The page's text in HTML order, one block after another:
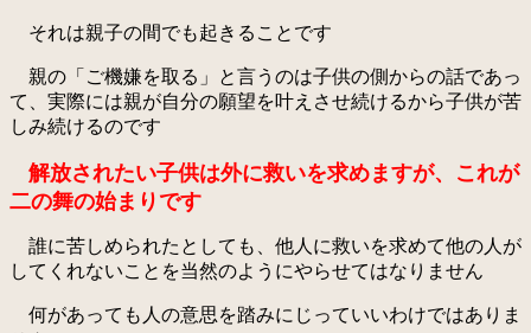
それは親子の間でも起きることです
親の「ご機嫌を取る」と言うのは子供の側からの話であっ
て、実際には親が自分の願望を叶えさせ続けるから子供が苦
しみ続けるのです
解放されたい子供は外に救いを求めますが、これが
二の舞の始まりです
誰に苦しめられたとしても、他人に救いを求めて他の人が
してくれないことを当然のようにやらせてはなりません
何があっても人の意思を踏みにじっていいわけではありま